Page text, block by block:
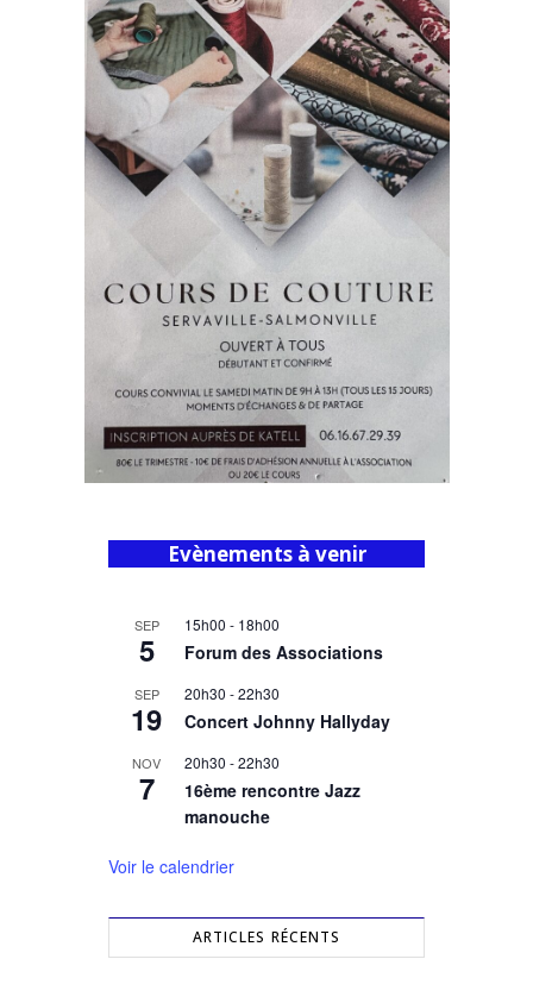
Evènements à venir
SEP
5
15h00 - 18h00
Forum des Associations
SEP
19
20h30 -22h30
Concert Johnny Hallyday
NOV
7
20h30 -22h30
16ème rencontre Jazz
manouche
Voir le calendrier
ARTICLES RÉCENTS